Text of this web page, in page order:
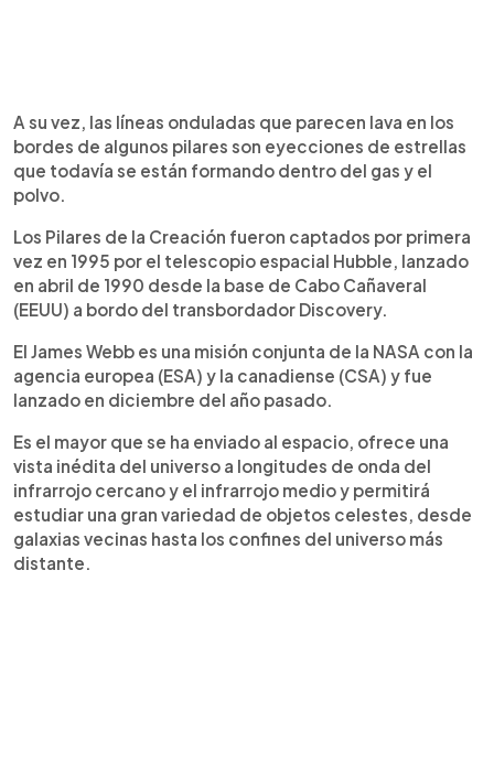
A su vez, las líneas onduladas que parecen lava en los
bordes de algunos pilares son eyecciones de estrellas
que todavía se están formando dentro del gas y el
polvo.
Los Pilares de la Creación fueron captados por primera
vez en 1995 por el telescopio espacial Hubble, lanzado
en abril de 1990 desde la base de Cabo Cañaveral
(EEUU) a bordo del transbordador Discovery.
El James Webb es una misión conjunta de la NASA con la
agencia europea (ESA) y la canadiense (CSA) y fue
lanzado en diciembre del año pasado.
Es el mayor que se ha enviado al espacio, ofrece una
vista inédita del universo a longitudes de onda del
infrarrojo cercano y el infrarrojo medio y permitirá
estudiar una gran variedad de objetos celestes, desde
galaxias vecinas hasta los confines del universo más
distante.